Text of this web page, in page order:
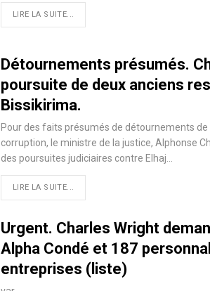
LIRE LA SUITE...
Détournements présumés.
poursuite de deux anciens
Bissikirima.
Pour des faits présumés de détournements de
corruption, le ministre de la justice, Alphonse
des poursuites judiciaires contre Elhaj…
LIRE LA SUITE...
Urgent. Charles Wright
Alpha Condé et 187
entreprises (liste)